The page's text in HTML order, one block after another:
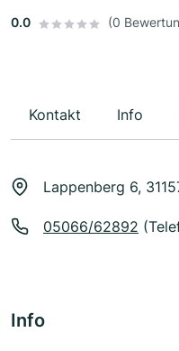
0.0 (0
Kontakt Info
Lappenberg 6,
05066/62892
Info